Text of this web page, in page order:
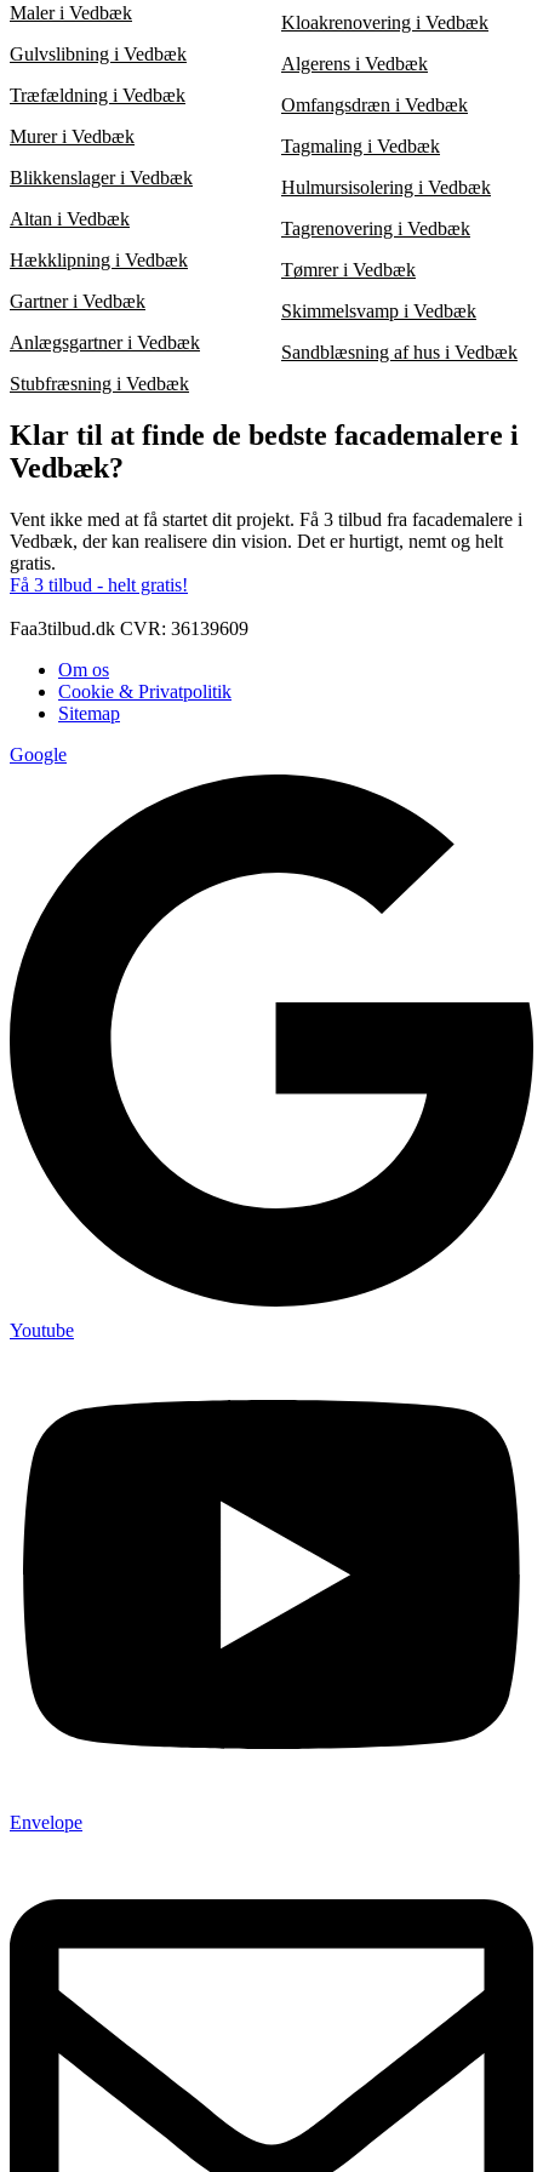
Maler i Vedbæk
Gulvslibning i Vedbæk
Træfældning i Vedbæk
Murer i Vedbæk
Blikkenslager i Vedbæk
Altan i Vedbæk
Hækklipning i Vedbæk
Gartner i Vedbæk
Anlægsgartner i Vedbæk
Stubfræsning i Vedbæk
Kloakrenovering i Vedbæk
Algerens i Vedbæk
Omfangsdræn i Vedbæk
Tagmaling i Vedbæk
Hulmursisolering i Vedbæk
Tagrenovering i Vedbæk
Tømrer i Vedbæk
Skimmelsvamp i Vedbæk
Sandblæsning af hus i Vedbæk
Klar til at finde de bedste facademalere i
Vedbæk?
Vent ikke med at få startet dit projekt. Få 3 tilbud fra facademalere i
Vedbæk, der kan realisere din vision. Det er hurtigt, nemt og helt
gratis.
Få 3 tilbud - helt gratis!
Faa3tilbud.dk CVR: 36139609
Om os
Cookie & Privatpolitik
Sitemap
Google
Youtube
Envelope